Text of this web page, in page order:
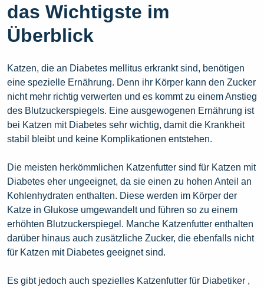
das Wichtigste im
Überblick
Katzen, die an Diabetes mellitus erkrankt sind, benötigen
eine spezielle Ernährung. Denn ihr Körper kann den Zucker
nicht mehr richtig verwerten und es kommt zu einem Anstieg
des Blutzuckerspiegels. Eine ausgewogenen Ernährung ist
bei Katzen mit Diabetes sehr wichtig, damit die Krankheit
stabil bleibt und keine Komplikationen entstehen.
Die meisten herkömmlichen Katzenfutter sind für Katzen mit
Diabetes eher ungeeignet, da sie einen zu hohen Anteil an
Kohlenhydraten enthalten. Diese werden im Körper der
Katze in Glukose umgewandelt und führen so zu einem
erhöhten Blutzuckerspiegel. Manche Katzenfutter enthalten
darüber hinaus auch zusätzliche Zucker, die ebenfalls nicht
für Katzen mit Diabetes geeignet sind.
Es gibt jedoch auch spezielles Katzenfutter für Diabetiker ,